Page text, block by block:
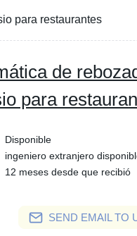
para restaurantes
de
para
Disponible
ingeniero extranjero
12 meses desde que recibió
SEND EMAIL TO